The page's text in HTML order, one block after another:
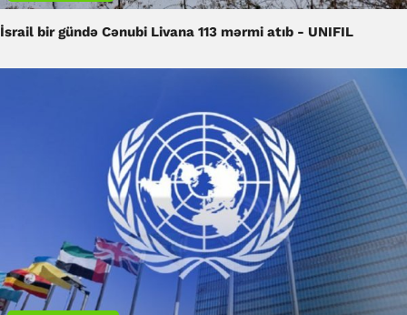
İsrail bir gündə Cənubi Livana 113 mərmi atıb - UNIFIL